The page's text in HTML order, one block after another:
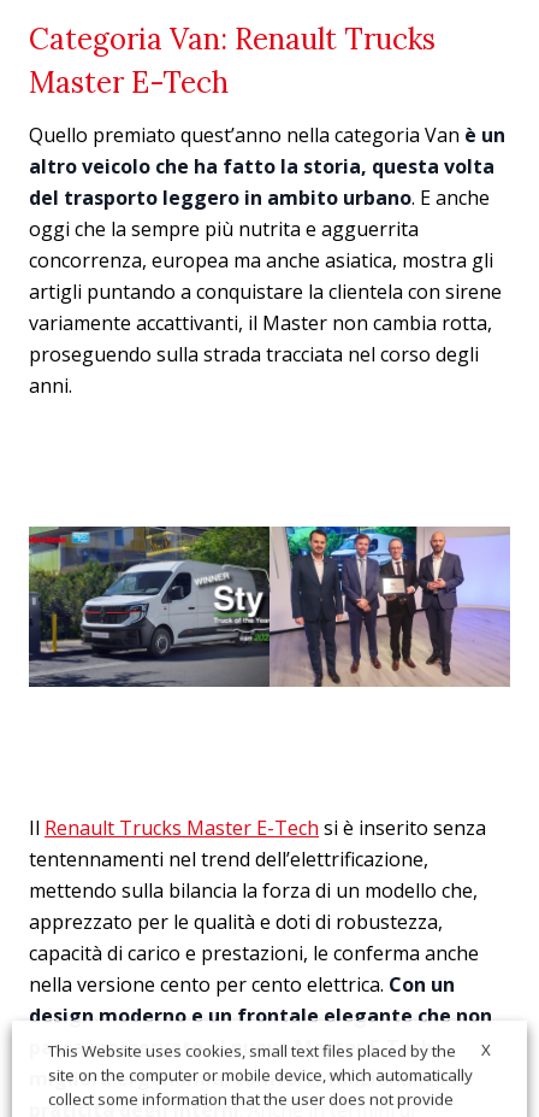
Categoria Van: Renault Trucks
Master E-Tech
Quello premiato quest’anno nella categoria Van è un
altro veicolo che ha fatto la storia, questa volta
del trasporto leggero in ambito urbano. E anche
oggi che la sempre più nutrita e agguerrita
concorrenza, europea ma anche asiatica, mostra gli
artigli puntando a conquistare la clientela con sirene
variamente accattivanti, il Master non cambia rotta,
proseguendo sulla strada tracciata nel corso degli
anni.
Il Renault Trucks Master E-Tech si è inserito senza
tentennamenti nel trend dell’elettrificazione,
mettendo sulla bilancia la forza di un modello che,
apprezzato per le qualità e doti di robustezza,
capacità di carico e prestazioni, le conferma anche
nella versione cento per cento elettrica. Con un
design moderno e un frontale elegante che non
passa inosservato, il nuovo Master E-Tech
migliora ergonomia, comfort, funzionalità e
praticità degli interni. Anche in termini di
X
This Website uses cookies, small text files placed by the
site on the computer or mobile device, which automatically
collect some information that the user does not provide